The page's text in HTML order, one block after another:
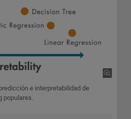
e interpretabilidad de
populares.